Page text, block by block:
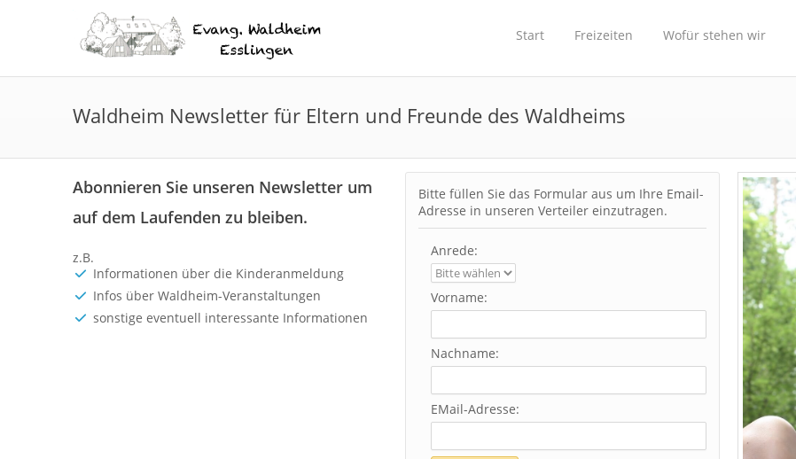
Start Freizeiten Wofür stehen wir
Waldheim Newsletter für Eltern und Freunde des Waldheims
Abonnieren Sie unseren Newsletter um
auf dem Laufenden zu bleiben.
z.B.
Informationen über die Kinderanmeldung
Infos über Waldheim-Veranstaltungen
sonstige eventuell interessante Informationen
Bitte füllen Sie das Formular aus um Ihre Email-
Adresse in unseren Verteiler einzutragen.
Anrede:
Vorname:
Nachname:
EMail-Adresse: